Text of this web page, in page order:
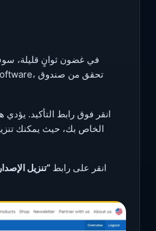
في غضون ثوانٍ قليلة، سوف
انقر فوق رابط التأكيد.
انقر على رابط “تنزيل